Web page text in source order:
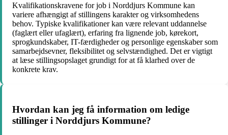
Kvalifikationskravene for job i Norddjurs Kommune kan
variere afhængigt af stillingens karakter og virksomhedens
behov. Typiske kvalifikationer kan være relevant uddannelse
(faglært eller ufaglært), erfaring fra lignende job, kørekort,
sprogkundskaber, IT-færdigheder og personlige egenskaber som
samarbejdsevner, fleksibilitet og selvstændighed. Det er vigtigt
at læse stillingsopslaget grundigt for at få klarhed over de
konkrete krav.
Hvordan kan jeg få information om ledige
stillinger i Norddjurs Kommune?